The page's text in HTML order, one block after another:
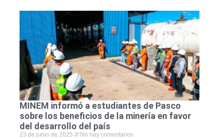
MINEM informó a estudiantes de Pasco
sobre los beneficios de la minería en favor
del desarrollo del país
23 de junio de 2025
No hay comentarios